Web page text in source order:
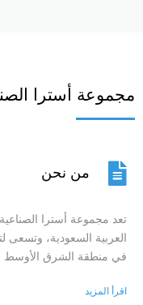
مجموعة أسترا
من نحن
تعد مجموعة أسترا
العربية السعودية، وتسعى
في منطقة الشرق الأوسط
اقرأ المزيد